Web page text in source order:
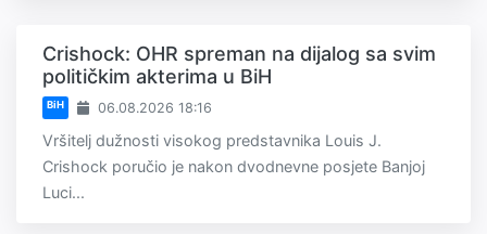
Crishock: OHR spreman na dijalog sa svim
političkim akterima u BiH
BiH 06.08.2026 18:16
Vršitelj dužnosti visokog predstavnika Louis J.
Crishock poručio je nakon dvodnevne posjete Banjoj
Luci...